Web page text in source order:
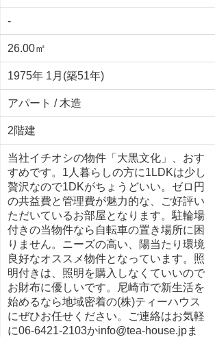
-
26.00㎡
1975年 1月(築51年)
アパート / 木造
2階建
当社イチオシの物件「大黒文化」、おす
すめです。1人暮らしの方に1LDKは少し
贅沢なので1DKがちょうどいい。ゼロ円
の共益費と管理費が魅力的な、ご好評い
ただいているお部屋となります。駐輪場
付きの当物件なら自転車の置き場所に困
りません。ニーズの高い、陽当たり環境
良好なオススメ物件となっています。照
明付きは、照明を購入しなくていいので
お財布に優しいです。尼崎市で新生活を
始めるなら地域密着の(株)ティーハウス
にぜひお任せください。ご連絡はお気軽
に06-6421-2103かinfo@tea-house.jpま